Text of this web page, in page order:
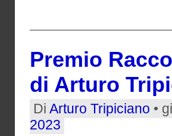
Premio
di Arturo
Di Arturo Tripiciano •
2023